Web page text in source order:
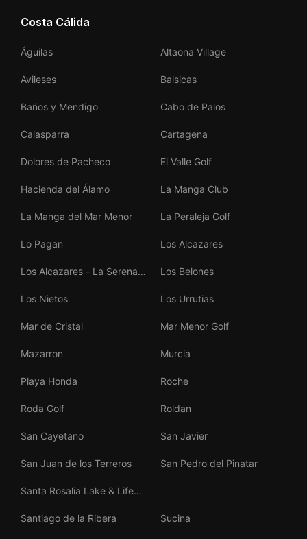
Costa Cálida
Águilas Altaona Village
Avileses Balsicas
Baños y Mendigo Cabo de Palos
Calasparra Cartagena
Dolores de Pacheco El Valle Golf
Hacienda del Álamo La Manga Club
La Manga del Mar Menor La Peraleja Golf
Lo Pagan Los Alcazares
Los Alcazares - La Serena
Los Belones
Los Nietos Los Urrutias
Mar de Cristal Mar Menor Golf
Mazarron Murcia
Playa Honda Roche
Roda Golf Roldan
San Cayetano San Javier
San Juan de los Terreros San Pedro del Pinatar
Santa Rosalia Lake & Life
Santiago de la Ribera
Sucina